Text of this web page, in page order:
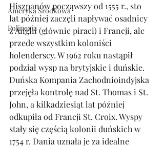
Ameryka Środkowa
Polinezja
Hiszpanów począwszy od 1555 r., sto
lat później zaczęli napływać osadnicy
z Anglii (głównie piraci) i Francji, ale
przede wszystkim koloniści
holenderscy. W 1962 roku nastąpił
podział wysp na brytyjskie i duńskie.
Duńska Kompania Zachodnioindyjska
przejęła kontrolę nad St. Thomas i St.
John, a kilkadziesiąt lat później
odkupiła od Francji St. Croix. Wyspy
stały się częścią kolonii duńskich w
1754 r. Dania uznała je za idealne